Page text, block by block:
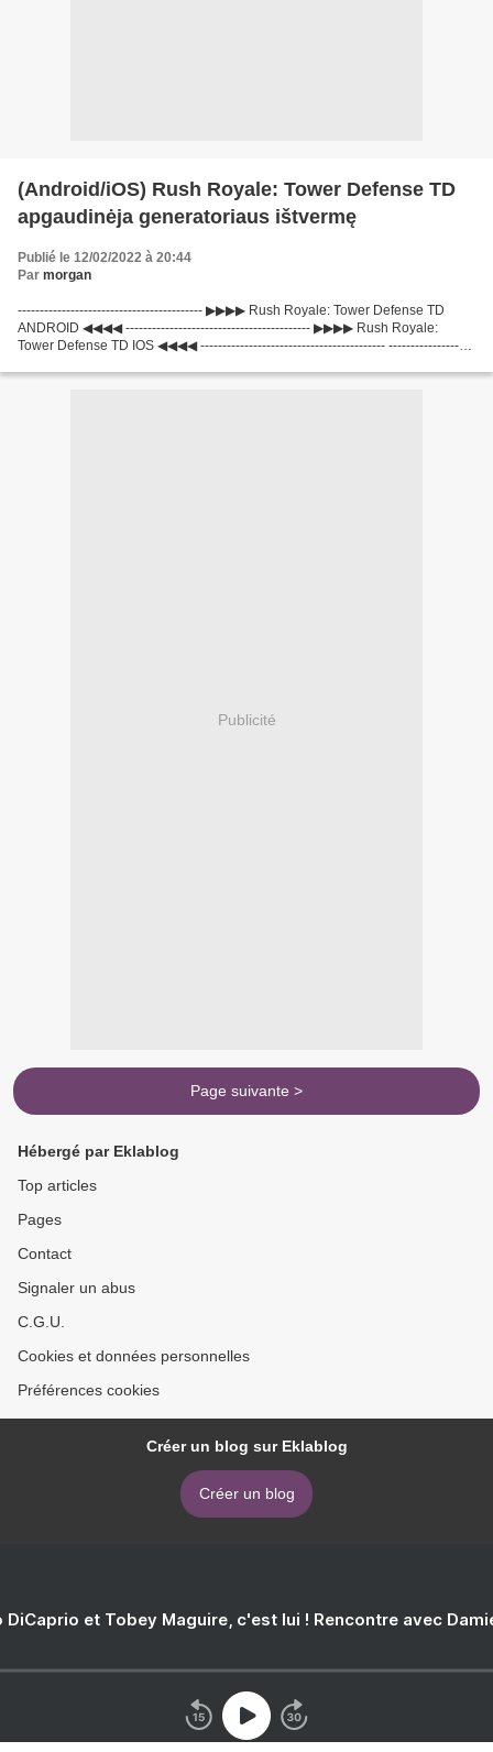
(Android/iOS) Rush Royale: Tower Defense TD
apgaudinėja generatoriaus ištvermę
Publié le 12/02/2022 à 20:44
Par morgan
------------------------------------------ ▶▶▶▶ Rush Royale: Tower Defense TD
ANDROID ◀◀◀◀ ------------------------------------------ ▶▶▶▶ Rush Royale:
Tower Defense TD IOS ◀◀◀◀ ------------------------------------------ -------------------
Publicité
Page suivante >
Hébergé par Eklablog
Top articles
Pages
Contact
Signaler un abus
C.G.U.
Cookies et données personnelles
Préférences cookies
Créer un blog sur Eklablog
Créer un blog
DiCaprio et Tobey Maguire, c'est lui ! Rencontre avec